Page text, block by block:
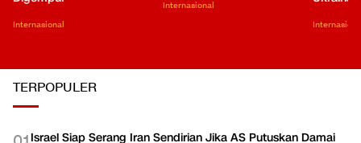
Internasional
Internasional
TERPOPULER
Israel Siap Serang Iran Sendirian Jika AS Putuskan Damai